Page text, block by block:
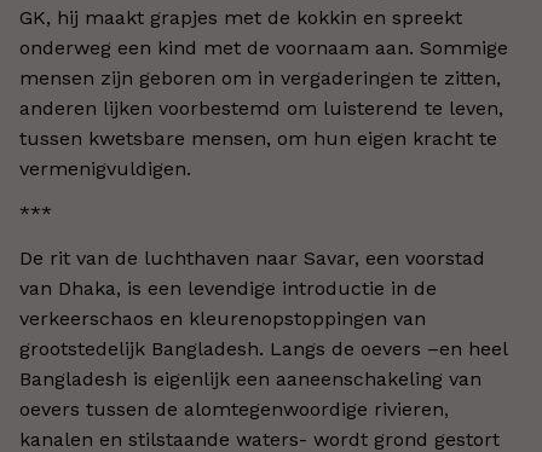
GK, hij maakt grapjes met de kokkin en spreekt
onderweg een kind met de voornaam aan. Sommige
mensen zijn geboren om in vergaderingen te zitten,
anderen lijken voorbestemd om luisterend te leven,
tussen kwetsbare mensen, om hun eigen kracht te
vermenigvuldigen.
***
De rit van de luchthaven naar Savar, een voorstad
van Dhaka, is een levendige introductie in de
verkeerschaos en kleurenopstoppingen van
grootstedelijk Bangladesh. Langs de oevers –en heel
Bangladesh is eigenlijk een aaneenschakeling van
oevers tussen de alomtegenwoordige rivieren,
kanalen en stilstaande waters- wordt grond gestort